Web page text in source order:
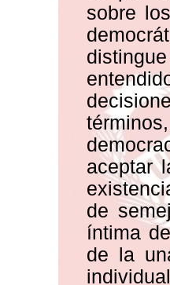
sobre
aceptar
de
íntima
de la